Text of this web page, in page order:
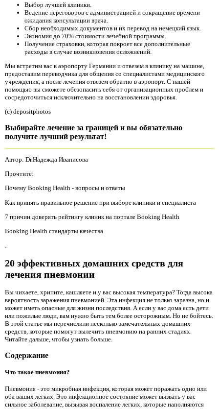
Выбор лучшей клиники.
Ведение переговоров с администрацией и сокращение времени
ожидания консультации врача.
Сбор необходимых документов и их перевод на немецкий язык.
Экономия до 70% стоимости лечебной программы.
Получение страховки, которая покроет все дополнительные
расходы в случае возникновения осложнений.
Мы встретим вас в аэропорту Германии и отвезем в клинику на машине,
предоставим переводчика для общения со специалистами медицинского
учреждения, а после лечения отвезем обратно в аэропорт. С нашей
помощью вы сможете обезопасить себя от организационных проблем и
сосредоточиться исключительно на восстановлении здоровья.
(c) depositphotos
Выбирайте лечение за границей и вы обязательно
получите лучший результат!
Автор: Dr.Надежда Иванисова
Прочтите:
Почему Booking Health - вопросы и ответы
Как принять правильное решение при выборе клиники и специалиста
7 причин доверять рейтингу клиник на портале Booking Health
Booking Health стандарты качества
20 эффективных домашних средств для
лечения пневмонии
Вы чихаете, хрипите, кашляете и у вас высокая температура? Тогда высока
вероятность заражения пневмонией. Эта инфекция не только заразна, но и
может иметь опасные для жизни последствия. А если у вас дома есть дети
или пожилые люди, вам нужно быть тем более осторожным. Но не бойтесь.
В этой статье мы перечислили несколько замечательных домашних
средств, которые помогут вылечить пневмонию на ранних стадиях.
Читайте дальше, чтобы узнать больше.
Содержание
Что такое пневмония?
Пневмония - это микробная инфекция, которая может поражать одно или
оба ваших легких. Это инфекционное состояние может вызвать у вас
сильное заболевание, вызывая воспаление легких, которые наполняются